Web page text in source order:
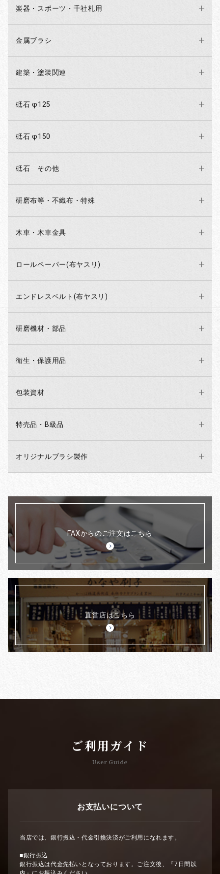
楽器・スポーツ・千社札用
金属ブラシ
建築・塗装関連
砥石 φ125
砥石 φ150
砥石 その他
研磨布等・不織布・特殊
木車・木車金具
ロールペーパー(布ヤスリ)
エンドレスベルト(布ヤスリ)
研磨機材・部品
衛生・保護用品
包装資材
特売品・B級品
オリジナルブラシ製作
FAXからのご注文はこちら
直営店はこちら
ご利用ガイド
User Guide
お支払いについて
当店では、銀行振込・代金引換決済がご利用になれます。
■銀行振込
銀行振込は代金先払いとなっております。ご注文後、『7日間以